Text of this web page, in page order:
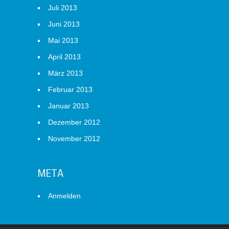
Juli 2013
Juni 2013
Mai 2013
April 2013
März 2013
Februar 2013
Januar 2013
Dezember 2012
November 2012
META
Anmelden